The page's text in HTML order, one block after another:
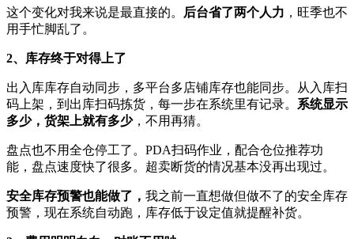
这个变化对我来说是最直接的。 后台省了两个人力 ，旺季也不
用手忙脚乱了。
2、库存终于对得上了
出入库库存自动同步，多平台多店铺库存也能同步。从入库扫
码上架，到出库扫码拣货，每一步在系统里有记录。 系统显示
多少，货架上就有多少，不用再猜。
盘点也不用全仓停工了。PDA扫码作业，配合仓位推荐功
能，盘点速度快了很多。超卖断货的情况基本没再出现过。
安全库存预警也能做了， 我之前一直想做但做不了的安全库存
预警，现在系统自动跑，库存低于设定值就提醒补货。